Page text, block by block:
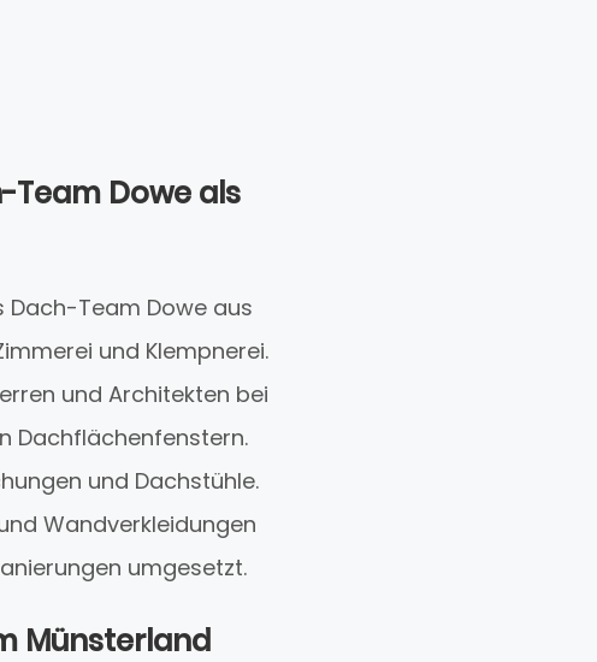
Team Dowe als
Dach-Team Dowe aus
und Klempnerei.
und Architekten bei
Dachflächenfenstern.
und Dachstühle.
Wandverkleidungen
umgesetzt.
Münsterland